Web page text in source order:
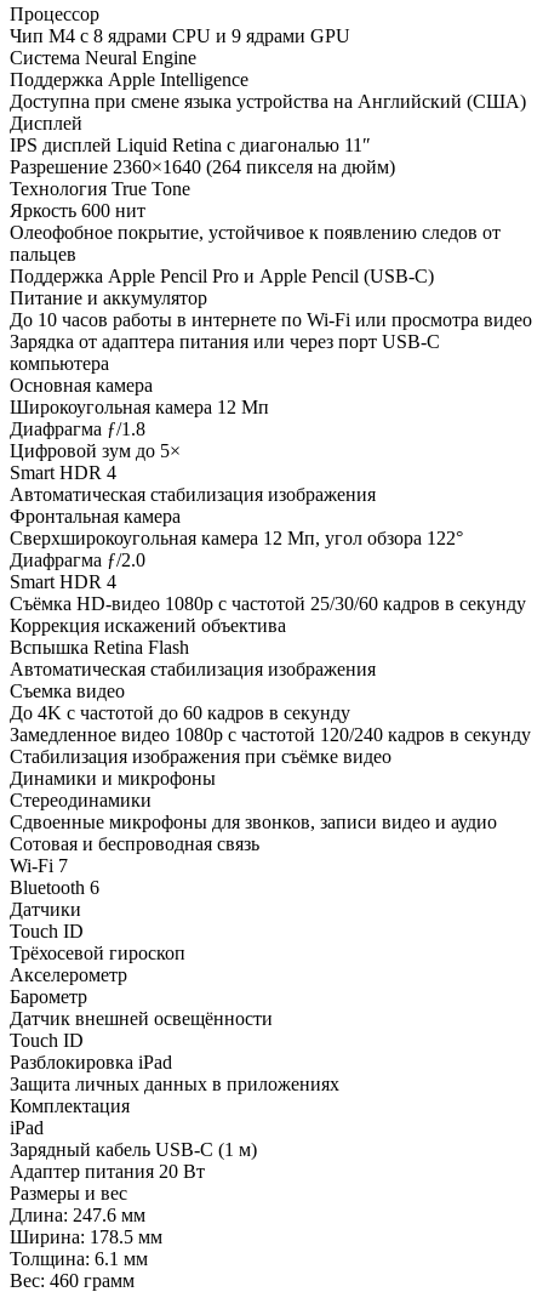
Fi
128Gb
Серый
космос
Процессор
Чип M4 с 8 ядрами CPU и 9 ядрами GPU
Система Neural Engine
Поддержка Apple Intelligence
Доступна при смене языка устройства на Английский (США)
Дисплей
IPS дисплей Liquid Retina с диагональю 11″
Разрешение 2360×1640 (264 пикселя на дюйм)
Технология True Tone
Яркость 600 нит
Олеофобное покрытие, устойчивое к появлению следов от
пальцев
Поддержка Apple Pencil Pro и Apple Pencil (USB-C)
Питание и аккумулятор
До 10 часов работы в интернете по Wi‑Fi или просмотра видео
Зарядка от адаптера питания или через порт USB‑C
компьютера
Основная камера
Широкоугольная камера 12 Мп
Диафрагма ƒ/1.8
Цифровой зум до 5×
Smart HDR 4
Автоматическая стабилизация изображения
Фронтальная камера
Сверхширокоугольная камера 12 Мп, угол обзора 122°
Диафрагма ƒ/2.0
Smart HDR 4
Съёмка HD‑видео 1080p с частотой 25/30/60 кадров в секунду
Коррекция искажений объектива
Вспышка Retina Flash
Автоматическая стабилизация изображения
Съемка видео
До 4K с частотой до 60 кадров в секунду
Замедленное видео 1080p с частотой 120/240 кадров в секунду
Стабилизация изображения при съёмке видео
Динамики и микрофоны
Стереодинамики
Сдвоенные микрофоны для звонков, записи видео и аудио
Сотовая и беспроводная связь
Wi-Fi 7
Bluetooth 6
Датчики
Touch ID
Трёхосевой гироскоп
Акселерометр
Барометр
Датчик внешней освещённости
Touch ID
Разблокировка iPad
Защита личных данных в приложениях
Комплектация
iPad
Зарядный кабель USB-C (1 м)
Адаптер питания 20 Вт
Размеры и вес
Длина: 247.6 мм
Ширина: 178.5 мм
Толщина: 6.1 мм
Вес: 460 грамм